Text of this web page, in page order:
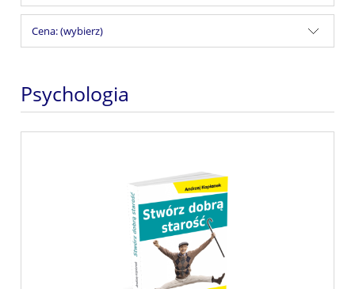
Cena: (wybierz)
Psychologia